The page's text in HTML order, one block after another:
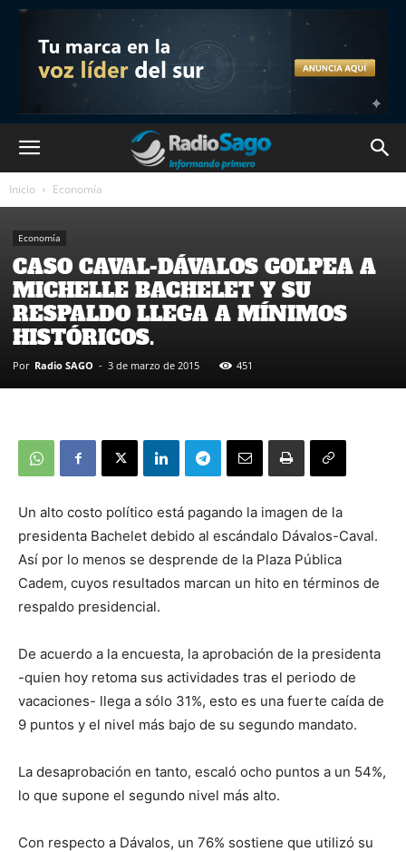
Inicio Economía
Economía
CASO CAVAL-DÁVALOS GOLPEA A
MICHELLE BACHELET Y SU
RESPALDO LLEGA A MÍNIMOS
HISTÓRICOS.
Por Radio SAGO - 3 de marzo de 2015 451
Un alto costo político está pagando la imagen de la
presidenta Bachelet debido al escándalo Dávalos-Caval.
Así por lo menos se desprende de la Plaza Pública
Cadem, cuyos resultados marcan un hito en términos de
respaldo presidencial.
De acuerdo a la encuesta, la aprobación de la presidenta
-quien hoy retoma sus actividades tras el periodo de
vacaciones- llega a sólo 31%, esto es una fuerte caída de
9 puntos y el nivel más bajo de su segundo mandato.
La desaprobación en tanto, escaló ocho puntos a un 54%,
lo que supone el segundo nivel más alto.
Con respecto a Dávalos, un 76% sostiene que utilizó su